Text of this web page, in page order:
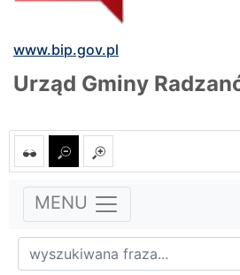
www.bip.gov.pl
Urząd Gminy
MENU